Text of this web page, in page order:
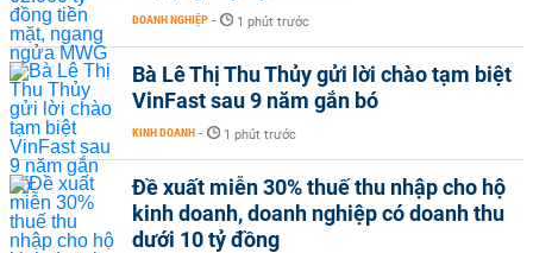
DOANH NGHIỆP - 1 phút trước
Bà Lê Thị Thu Thủy gửi lời chào tạm biệt
VinFast sau 9 năm gắn bó
KINH DOANH - 1 phút trước
Đề xuất miễn 30% thuế thu nhập cho hộ
kinh doanh, doanh nghiệp có doanh thu
dưới 10 tỷ đồng